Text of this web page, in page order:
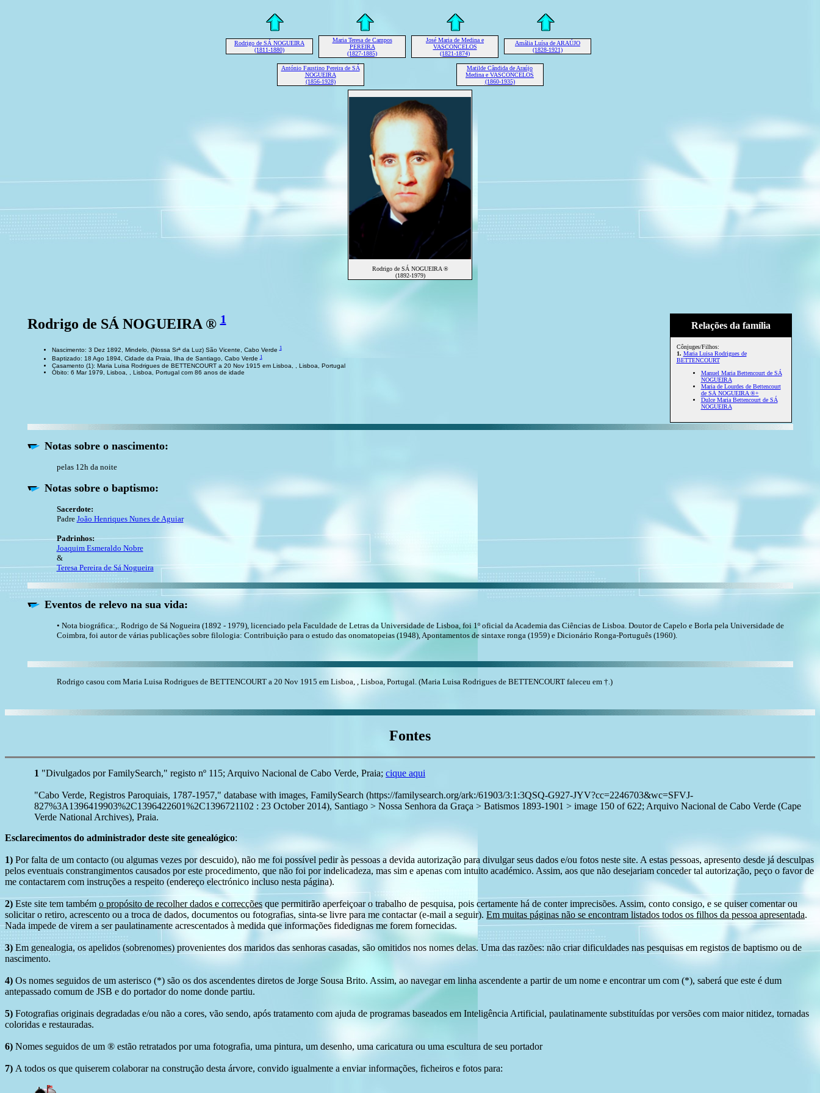
Rodrigo de SÁ NOGUEIRA
(1811-1880)
Maria Teresa de Campos
PEREIRA
(1827-1885)
José Maria de Medina e
VASCONCELOS
(1821-1874)
Amália Luísa de ARAÚJO
(1828-1921)
António Faustino Pereira de SÁ
NOGUEIRA
(1856-1928)
Matilde Cândida de Araújo
Medina e VASCONCELOS
(1860-1935)
Rodrigo de SÁ NOGUEIRA ®
(1892-1979)
Relações da família
Cônjuges/Filhos:
1. Maria Luisa Rodrigues de
BETTENCOURT
Manuel Maria Bettencourt de SÁ
NOGUEIRA
Maria de Lourdes de Bettencourt
de SÁ NOGUEIRA ®+
Dulce Maria Bettencourt de SÁ
NOGUEIRA
Rodrigo de SÁ NOGUEIRA ®1
Nascimento: 3 Dez 1892, Mindelo, (Nossa Srª da Luz) São Vicente, Cabo Verde1
Baptizado: 18 Ago 1894, Cidade da Praia, Ilha de Santiago, Cabo Verde1
Casamento (1): Maria Luisa Rodrigues de BETTENCOURT a 20 Nov 1915 em Lisboa, , Lisboa, Portugal
Óbito: 6 Mar 1979, Lisboa, , Lisboa, Portugal com 86 anos de idade
Notas sobre o nascimento:
pelas 12h da noite
Notas sobre o baptismo:
Sacerdote:
Padre João Henriques Nunes de Aguiar
Padrinhos:
Joaquim Esmeraldo Nobre
&
Teresa Pereira de Sá Nogueira
Eventos de relevo na sua vida:
• Nota biográfica:,. Rodrigo de Sá Nogueira (1892 - 1979), licenciado pela Faculdade de Letras da Universidade de Lisboa, foi 1º oficial da Academia das Ciências de Lisboa. Doutor de Capelo e Borla pela Universidade de
Coimbra, foi autor de várias publicações sobre filologia: Contribuição para o estudo das onomatopeias (1948), Apontamentos de sintaxe ronga (1959) e Dicionário Ronga-Português (1960).
Rodrigo casou com Maria Luisa Rodrigues de BETTENCOURT a 20 Nov 1915 em Lisboa, , Lisboa, Portugal. (Maria Luisa Rodrigues de BETTENCOURT faleceu em †.)
Fontes
1 "Divulgados por FamilySearch," registo nº 115; Arquivo Nacional de Cabo Verde, Praia; cique aqui
"Cabo Verde, Registros Paroquiais, 1787-1957," database with images, FamilySearch (https://familysearch.org/ark:/61903/3:1:3QSQ-G927-JYV?cc=2246703&wc=SFVJ-
827%3A1396419903%2C1396422601%2C1396721102 : 23 October 2014), Santiago > Nossa Senhora da Graça > Batismos 1893-1901 > image 150 of 622; Arquivo Nacional de Cabo Verde (Cape
Verde National Archives), Praia.
Esclarecimentos do administrador deste site genealógico:
1) Por falta de um contacto (ou algumas vezes por descuido), não me foi possível pedir às pessoas a devida autorização para divulgar seus dados e/ou fotos neste site. A estas pessoas, apresento desde já desculpas
pelos eventuais constrangimentos causados por este procedimento, que não foi por indelicadeza, mas sim e apenas com intuito académico. Assim, aos que não desejariam conceder tal autorização, peço o favor de
me contactarem com instruções a respeito (endereço electrónico incluso nesta página).
2) Este site tem também o propósito de recolher dados e correcções que permitirão aperfeiçoar o trabalho de pesquisa, pois certamente há de conter imprecisões. Assim, conto consigo, e se quiser comentar ou
solicitar o retiro, acrescento ou a troca de dados, documentos ou fotografias, sinta-se livre para me contactar (e-mail a seguir). Em muitas páginas não se encontram listados todos os filhos da pessoa apresentada.
Nada impede de virem a ser paulatinamente acrescentados à medida que informações fidedignas me forem fornecidas.
3) Em genealogia, os apelidos (sobrenomes) provenientes dos maridos das senhoras casadas, são omitidos nos nomes delas. Uma das razões: não criar dificuldades nas pesquisas em registos de baptismo ou de
nascimento.
4) Os nomes seguidos de um asterisco (*) são os dos ascendentes diretos de Jorge Sousa Brito. Assim, ao navegar em linha ascendente a partir de um nome e encontrar um com (*), saberá que este é dum
antepassado comum de JSB e do portador do nome donde partiu.
5) Fotografias originais degradadas e/ou não a cores, vão sendo, após tratamento com ajuda de programas baseados em Inteligência Artificial, paulatinamente substituídas por versões com maior nitidez, tornadas
coloridas e restauradas.
6) Nomes seguidos de um ® estão retratados por uma fotografia, uma pintura, um desenho, uma caricatura ou uma escultura de seu portador
7) A todos os que quiserem colaborar na construção desta árvore, convido igualmente a enviar informações, ficheiros e fotos para: